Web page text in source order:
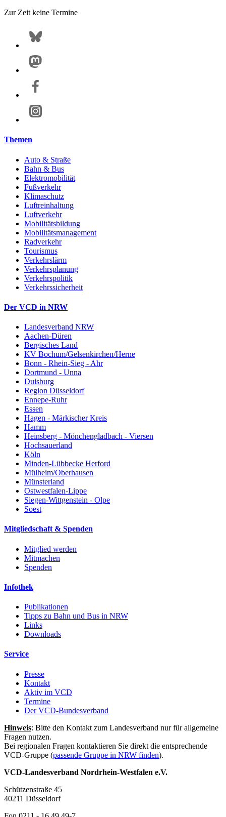
Zur Zeit keine Termine
Themen
Auto & Straße
Bahn & Bus
Elektromobilität
Fußverkehr
Klimaschutz
Luftreinhaltung
Luftverkehr
Mobilitätsbildung
Mobilitätsmanagement
Radverkehr
Tourismus
Verkehrslärm
Verkehrsplanung
Verkehrspolitik
Verkehrssicherheit
Der VCD in NRW
Landesverband NRW
Aachen-Düren
Bergisches Land
KV Bochum/Gelsenkirchen/Herne
Bonn - Rhein-Sieg - Ahr
Dortmund - Unna
Duisburg
Region Düsseldorf
Ennepe-Ruhr
Essen
Hagen - Märkischer Kreis
Hamm
Heinsberg - Mönchengladbach - Viersen
Hochsauerland
Köln
Minden-Lübbecke Herford
Mülheim/Oberhausen
Münsterland
Ostwestfalen-Lippe
Siegen-Wittgenstein - Olpe
Soest
Mitgliedschaft & Spenden
Mitglied werden
Mitmachen
Spenden
Infothek
Publikationen
Tipps zu Bahn und Bus in NRW
Links
Downloads
Service
Presse
Kontakt
Aktiv im VCD
Termine
Der VCD-Bundesverband
Hinweis: Bitte den Kontakt zum Landesverband nur für allgemeine
Fragen nutzen.
Bei regionalen Fragen kontaktieren Sie direkt die entsprechende
VCD-Gruppe (passende Gruppe in NRW finden).
VCD-Landesverband Nordrhein-Westfalen e.V.
Schützenstraße 45
40211 Düsseldorf